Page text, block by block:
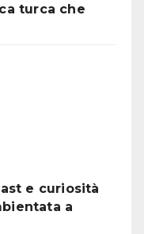
turca che
e curiosità
a